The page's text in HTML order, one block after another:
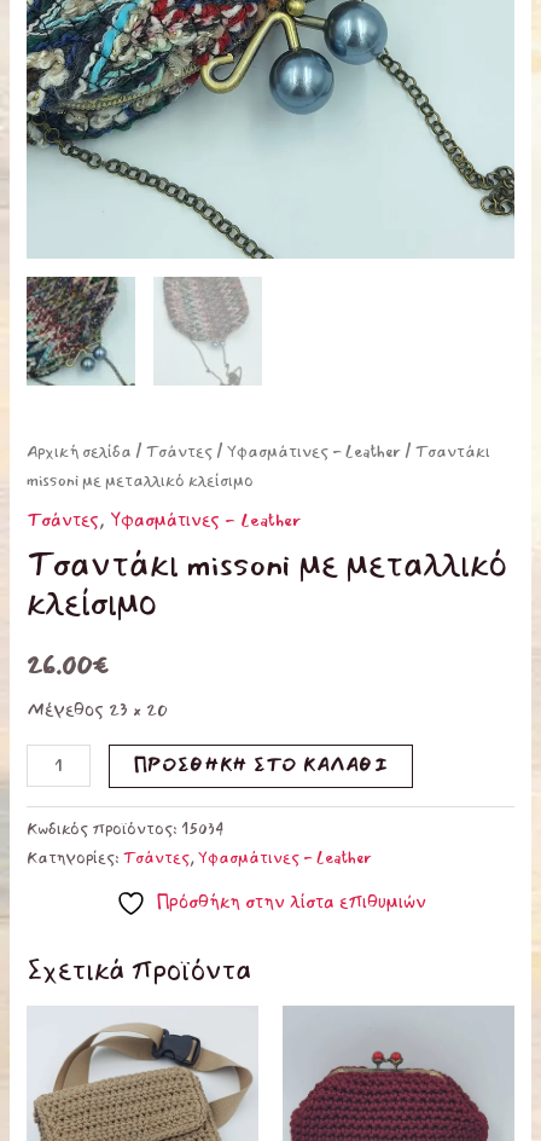
Αρχική σελίδα /Τσάντες/Υφασμάτινες - Leather/ Τσαντάκι
missoni με μεταλλικό κλείσιμο
Τσάντες, Υφασμάτινες - Leather
Τσαντάκι missoni με μεταλλικό
κλείσιμο
26.00€
Μέγεθος 23 x 20
ΠΡΟΣΘΉΚΗ ΣΤΟ ΚΑΛΆΘΙ
Κωδικός προϊόντος: 15034
Κατηγορίες:Τσάντες,Υφασμάτινες - Leather
Πρόσθήκη στην λίστα επιθυμιών
Σχετικά προϊόντα